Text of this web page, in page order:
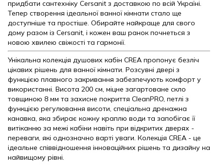
придбати сантехніку Cersanit з доставкою по всій Україні.
Тепер створення ідеальної ванної кімнати стало ще
доступніше та простіше. Обирайте найкраще для свого
дому разом із Cersanit, і кожен ваш ранок почнеться з
новою хвилею свіжості та гармонії.
Унікальна колекція душових кабін CREA пропонує безліч
цікавих рішень для ванної кімнати. Розсувні двері з
функцією плавного закривання забезпечують комфорт у
використанні. Висота 200 см, міцне загартоване скло
товщиною 8 мм та захисне покриття CleanPRO, петлі з
функцією регулювання висоти, спеціальна дренажна
канавка, яка збирає кожну краплю води та запобігає її
витіканню за межі кабіни навіть при відкритих дверях -
переваги, які однозначно варті уваги. Колекція CREA - це
ідеальне співвідношення інноваційних рішень та дизайну на
найвищому рівні.